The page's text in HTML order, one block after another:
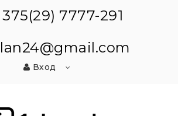
375(29) 7777-291
Вход